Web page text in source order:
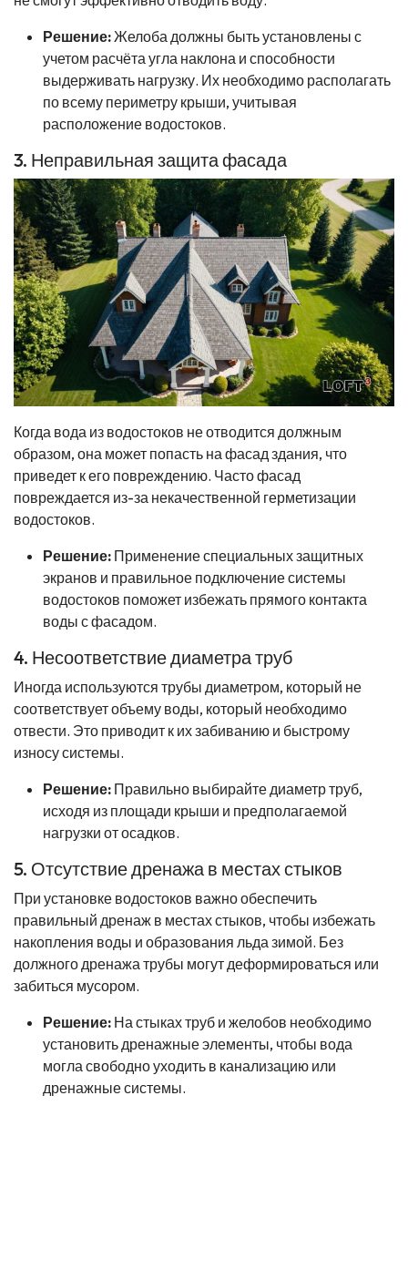
Решение:Желоба должны быть установлены с
учетом расчёта угла наклона и способности
выдерживать нагрузку. Их необходимо располагать
по всему периметру крыши, учитывая
расположение водостоков.
3. Неправильная защита фасада
Когда вода из водостоков не отводится должным
образом, она может попасть на фасад здания, что
приведет к его повреждению. Часто фасад
повреждается из-за некачественной герметизации
водостоков.
Решение: Применение специальных защитных
экранов и правильное подключение системы
водостоков поможет избежать прямого контакта
воды с фасадом.
4. Несоответствие диаметра труб
Иногда используются трубы диаметром, который не
соответствует объему воды, который необходимо
отвести. Это приводит к их забиванию и быстрому
износу системы.
Решение: Правильно выбирайте диаметр труб,
исходя из площади крыши и предполагаемой
нагрузки от осадков.
5. Отсутствие дренажа в местах стыков
При установке водостоков важно обеспечить
правильный дренаж в местах стыков, чтобы избежать
накопления воды и образования льда зимой. Без
должного дренажа трубы могут деформироваться или
забиться мусором.
Решение: На стыках труб и желобов необходимо
установить дренажные элементы, чтобы вода
могла свободно уходить в канализацию или
дренажные системы.